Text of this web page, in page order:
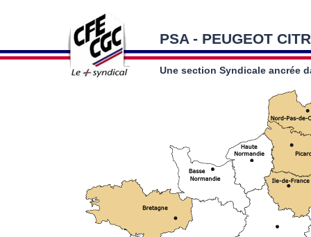
PSA - PEUGEOT
Une section Syndicale ancrée